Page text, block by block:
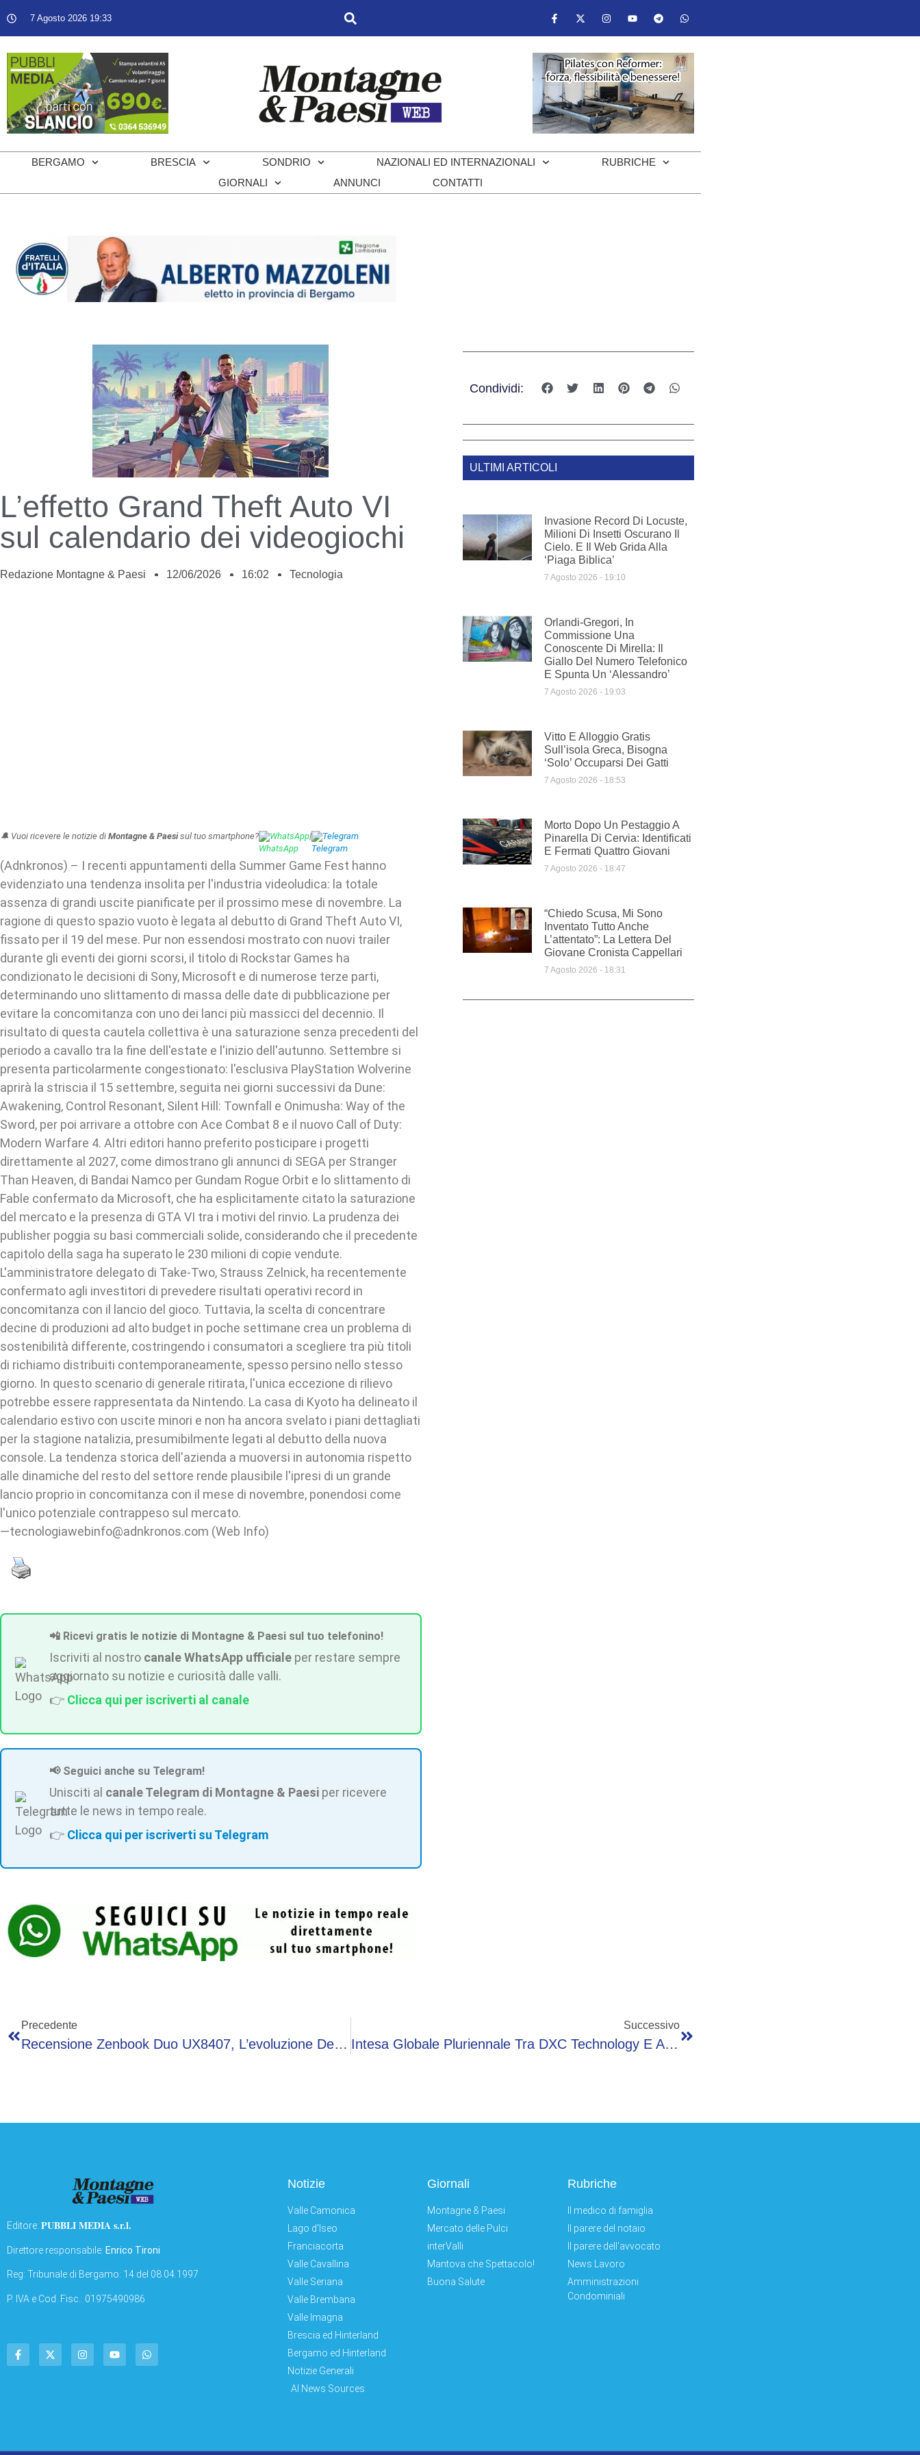
7 Agosto 2026 19:33
BERGAMO BRESCIA SONDRIO NAZIONALI ED INTERNAZIONALI
RUBRICHE
GIORNALI
ANNUNCI CONTATTI
L’effetto Grand Theft Auto VI
sul calendario dei videogiochi
Redazione Montagne & Paesi 12/06/2026 16:02 Tecnologia
🔔 Vuoi ricevere le notizie di Montagne & Paesisul tuo smartphone? WhatsApp| Telegram
(Adnkronos) – I recenti appuntamenti della Summer Game Fest hanno
evidenziato una tendenza insolita per l'industria videoludica: la totale
assenza di grandi uscite pianificate per il prossimo mese di novembre. La
ragione di questo spazio vuoto è legata al debutto di Grand Theft Auto VI,
fissato per il 19 del mese. Pur non essendosi mostrato con nuovi trailer
durante gli eventi dei giorni scorsi, il titolo di Rockstar Games ha
condizionato le decisioni di Sony, Microsoft e di numerose terze parti,
determinando uno slittamento di massa delle date di pubblicazione per
evitare la concomitanza con uno dei lanci più massicci del decennio. Il
risultato di questa cautela collettiva è una saturazione senza precedenti del
periodo a cavallo tra la fine dell'estate e l'inizio dell'autunno. Settembre si
presenta particolarmente congestionato: l'esclusiva PlayStation Wolverine
aprirà la striscia il 15 settembre, seguita nei giorni successivi da Dune:
Awakening, Control Resonant, Silent Hill: Townfall e Onimusha: Way of the
Sword, per poi arrivare a ottobre con Ace Combat 8 e il nuovo Call of Duty:
Modern Warfare 4. Altri editori hanno preferito posticipare i progetti
direttamente al 2027, come dimostrano gli annunci di SEGA per Stranger
Than Heaven, di Bandai Namco per Gundam Rogue Orbit e lo slittamento di
Fable confermato da Microsoft, che ha esplicitamente citato la saturazione
del mercato e la presenza di GTA VI tra i motivi del rinvio. La prudenza dei
publisher poggia su basi commerciali solide, considerando che il precedente
capitolo della saga ha superato le 230 milioni di copie vendute.
L'amministratore delegato di Take-Two, Strauss Zelnick, ha recentemente
confermato agli investitori di prevedere risultati operativi record in
concomitanza con il lancio del gioco. Tuttavia, la scelta di concentrare
decine di produzioni ad alto budget in poche settimane crea un problema di
sostenibilità differente, costringendo i consumatori a scegliere tra più titoli
di richiamo distribuiti contemporaneamente, spesso persino nello stesso
giorno. In questo scenario di generale ritirata, l'unica eccezione di rilievo
potrebbe essere rappresentata da Nintendo. La casa di Kyoto ha delineato il
calendario estivo con uscite minori e non ha ancora svelato i piani dettagliati
per la stagione natalizia, presumibilmente legati al debutto della nuova
console. La tendenza storica dell'azienda a muoversi in autonomia rispetto
alle dinamiche del resto del settore rende plausibile l'ipresi di un grande
lancio proprio in concomitanza con il mese di novembre, ponendosi come
l'unico potenziale contrappeso sul mercato.
—tecnologiawebinfo@adnkronos.com (Web Info)
📲 Ricevi gratis le notizie di Montagne & Paesi sul tuo telefonino!
Iscriviti al nostro canale WhatsApp ufficiale per restare sempre
aggiornato su notizie e curiosità dalle valli.
👉 Clicca qui per iscriverti al canale
📢 Seguici anche su Telegram!
Unisciti al canale Telegram di Montagne & Paesi per ricevere
tutte le news in tempo reale.
👉 Clicca qui per iscriverti su Telegram
Condividi:
ULTIMI ARTICOLI
Invasione Record Di Locuste,
Milioni Di Insetti Oscurano Il
Cielo. E Il Web Grida Alla
‘piaga Biblica’
7 Agosto 2026 19:10
Orlandi-Gregori, In
Commissione Una
Conoscente Di Mirella: Il
Giallo Del Numero Telefonico
E Spunta Un ‘Alessandro’
7 Agosto 2026 19:03
Vitto E Alloggio Gratis
Sull’isola Greca, Bisogna
‘solo’ Occuparsi Dei Gatti
7 Agosto 2026 18:53
Morto Dopo Un Pestaggio A
Pinarella Di Cervia: Identificati
E Fermati Quattro Giovani
7 Agosto 2026 18:47
“Chiedo Scusa, Mi Sono
Inventato Tutto Anche
L’attentato”: La Lettera Del
Giovane Cronista Cappellari
7 Agosto 2026 18:31
Precedente
Recensione Zenbook Duo UX8407, L’evoluzione Del Doppio Schermo
Successivo
Intesa Globale Pluriennale Tra DXC Technology E Anthropic
Editore: PUBBLI MEDIA s.r.l.
Direttore responsabile: Enrico Tironi
Reg: Tribunale di Bergamo: 14 del 08.04.1997
P. IVA e Cod. Fisc.: 01975490986
Notizie
Valle Camonica
Lago d'Iseo
Franciacorta
Valle Cavallina
Valle Seriana
Valle Brembana
Valle Imagna
Brescia ed Hinterland
Bergamo ed Hinterland
Notizie Generali
AI News Sources
Giornali
Montagne & Paesi
Mercato delle Pulci
interValli
Mantova che Spettacolo!
Buona Salute
Rubriche
Il medico di famiglia
Il parere del notaio
Il parere dell'avvocato
News Lavoro
Amministrazioni
Condominiali